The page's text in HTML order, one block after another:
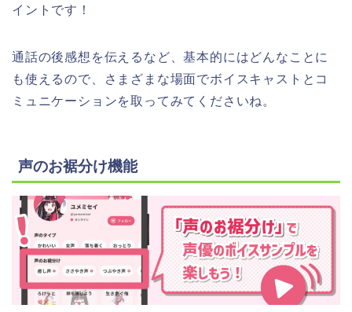
イントです！
通話の後感想を伝えるなど、基本的にはどんなことに
も使えるので、さまざまな場面でボイスキャストとコ
ミュニケーションを取ってみてくださいね。
声のお裾分け機能